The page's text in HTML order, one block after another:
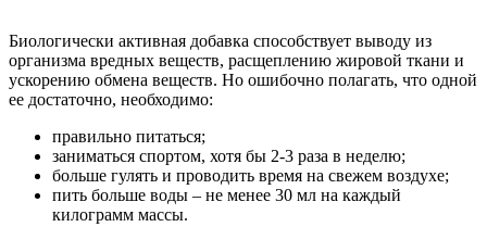
Биологически активная добавка способствует выводу из
организма вредных веществ, расщеплению жировой ткани и
ускорению обмена веществ. Но ошибочно полагать, что одной
ее достаточно, необходимо:
правильно питаться;
заниматься спортом, хотя бы 2-3 раза в неделю;
больше гулять и проводить время на свежем воздухе;
пить больше воды – не менее 30 мл на каждый
килограмм массы.